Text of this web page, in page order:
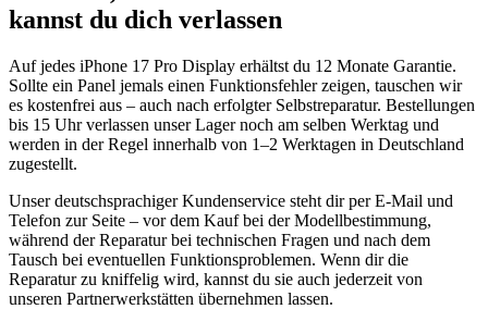
kannst du dich verlassen
Auf jedes iPhone 17 Pro Display erhältst du 12 Monate Garantie.
Sollte ein Panel jemals einen Funktionsfehler zeigen, tauschen wir
es kostenfrei aus – auch nach erfolgter Selbstreparatur. Bestellungen
bis 15 Uhr verlassen unser Lager noch am selben Werktag und
werden in der Regel innerhalb von 1–2 Werktagen in Deutschland
zugestellt.
Unser deutschsprachiger Kundenservice steht dir per E-Mail und
Telefon zur Seite – vor dem Kauf bei der Modellbestimmung,
während der Reparatur bei technischen Fragen und nach dem
Tausch bei eventuellen Funktionsproblemen. Wenn dir die
Reparatur zu kniffelig wird, kannst du sie auch jederzeit von
unseren Partnerwerkstätten übernehmen lassen.